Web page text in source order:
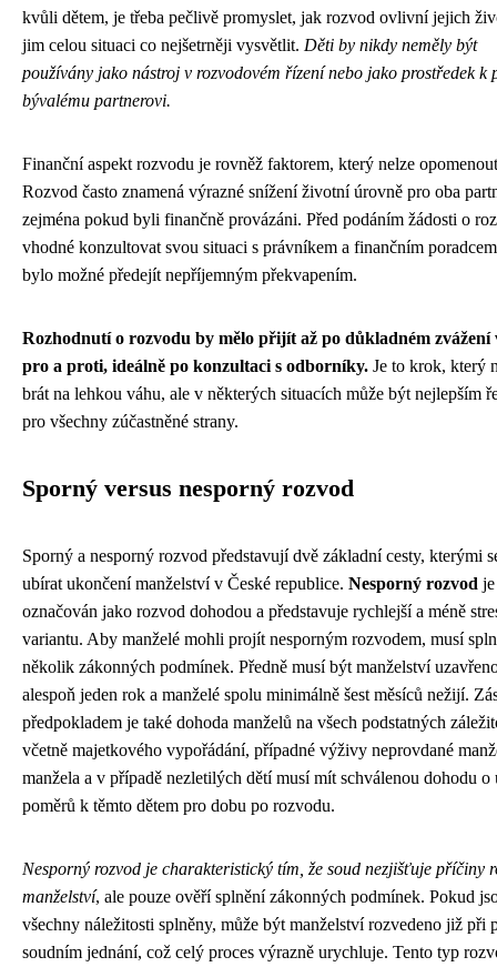
kvůli dětem, je třeba pečlivě promyslet, jak rozvod ovlivní jejich
jim celou situaci co nejšetrněji vysvětlit. Děti by nikdy neměly být
používány jako nástroj v rozvodovém řízení nebo jako prostředek k
bývalému partnerovi.
Finanční aspekt rozvodu je rovněž faktorem, který nelze
Rozvod často znamená výrazné snížení životní úrovně pro oba
zejména pokud byli finančně provázáni. Před podáním žádosti o
vhodné konzultovat svou situaci s právníkem a finančním
bylo možné předejít nepříjemným překvapením.
Rozhodnutí o rozvodu by mělo přijít až po důkladném zvážení
pro a proti, ideálně po konzultaci s odborníky. Je to krok, který
brát na lehkou váhu, ale v některých situacích může být nejlepším
pro všechny zúčastněné strany.
Sporný versus nesporný rozvod
Sporný a nesporný rozvod představují dvě základní cesty, kterými
ubírat ukončení manželství v České republice. Nesporný rozvod
označován jako rozvod dohodou a představuje rychlejší a méně
variantu. Aby manželé mohli projít nesporným rozvodem, musí
několik zákonných podmínek. Předně musí být manželství
alespoň jeden rok a manželé spolu minimálně šest měsíců nežijí.
předpokladem je také dohoda manželů na všech podstatných
včetně majetkového vypořádání, případné výživy neprovdané
manžela a v případě nezletilých dětí musí mít schválenou dohodu o
poměrů k těmto dětem pro dobu po rozvodu.
Nesporný rozvod je charakteristický tím, že soud nezjišťuje příčiny
manželství, ale pouze ověří splnění zákonných podmínek. Pokud
všechny náležitosti splněny, může být manželství rozvedeno již při
soudním jednání, což celý proces výrazně urychluje. Tento typ